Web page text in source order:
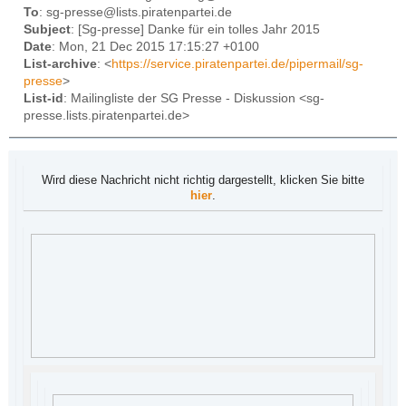
To: sg-presse@lists.piratenpartei.de
Subject: [Sg-presse] Danke für ein tolles Jahr 2015
Date: Mon, 21 Dec 2015 17:15:27 +0100
List-archive: <https://service.piratenpartei.de/pipermail/sg-
presse>
List-id : Mailingliste der SG Presse - Diskussion <sg-
presse.lists.piratenpartei.de>
Wird diese Nachricht nicht richtig dargestellt, klicken Sie bitte
hier.